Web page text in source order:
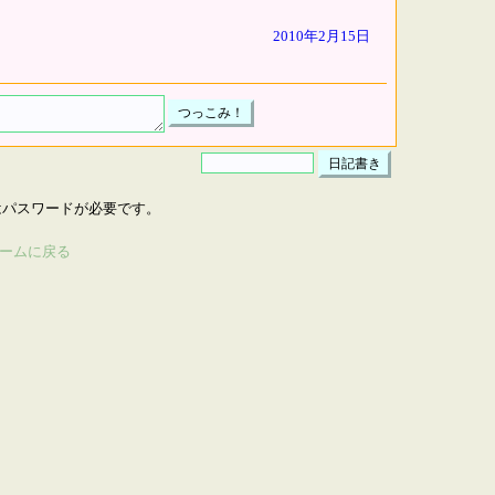
2010年2月15日
スワードが必要です。
ムに戻る